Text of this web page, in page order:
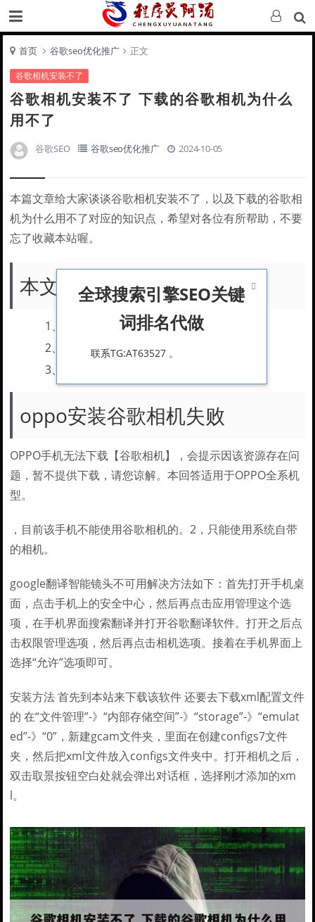
首页 谷歌seo优化推广 正文
谷歌相机安装不了
谷歌相机安装不了 下载的谷歌相机为什么
用不了
谷歌SEO 谷歌seo优化推广 2024-10-05
本篇文章给大家谈谈谷歌相机安装不了，以及下载的谷歌相
机为什么用不了对应的知识点，希望对各位有所帮助，不要
忘了收藏本站喔。
本文目录一览：
1、
oppo安装谷歌相机失败
2、
vivox27不能安装谷歌相机
3、
oppo安装谷歌相机失败
OPPO手机无法下载【谷歌相机】，会提示因该资源存在问
题，暂不提供下载，请您谅解。本回答适用于OPPO全系机
型。
，目前该手机不能使用谷歌相机的。2，只能使用系统自带
的相机。
google翻译智能镜头不可用解决方法如下：首先打开手机桌
面，点击手机上的安全中心，然后再点击应用管理这个选
项，在手机界面搜索翻译并打开谷歌翻译软件。打开之后点
击权限管理选项，然后再点击相机选项。接着在手机界面上
选择“允许”选项即可。
安装方法 首先到本站来下载该软件 还要去下载xml配置文件
的 在“文件管理”-》“内部存储空间”-》“storage”-》“emulat
ed”-》“0”，新建gcam文件夹，里面在创建configs7文件
夹，然后把xml文件放入configs文件夹中。打开相机之后，
双击取景按钮空白处就会弹出对话框，选择刚才添加的xm
l。

全球搜索引擎SEO关键
词排名代做
联系TG:AT63527 。